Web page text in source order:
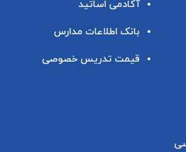
آکادمی اساتید
بانک اطلاعات مدارس
قیمت تدریس خصوصی